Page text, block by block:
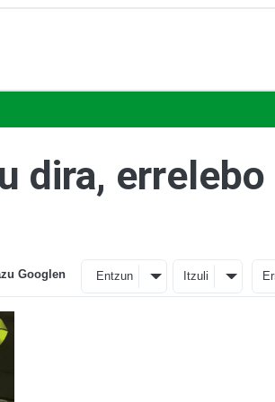
dira, errelebo
Googlen Entzun Itzuli